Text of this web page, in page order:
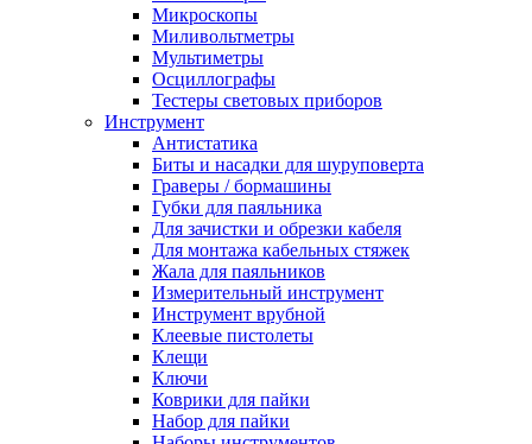
Микроскопы
Миливольтметры
Мультиметры
Осциллографы
Тестеры световых приборов
Инструмент
Антистатика
Биты и насадки для шуруповерта
Граверы / бормашины
Губки для паяльника
Для зачистки и обрезки кабеля
Для монтажа кабельных стяжек
Жала для паяльников
Измерительный инструмент
Инструмент врубной
Клеевые пистолеты
Клещи
Ключи
Коврики для пайки
Набор для пайки